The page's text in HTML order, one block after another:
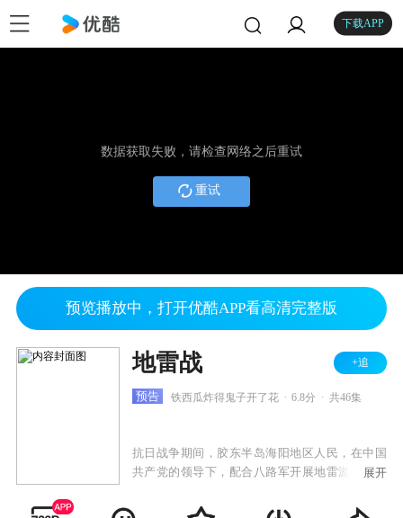
下载APP
数据获取失败，请检查网络之后重试
重试
预览播放中，打开优酷APP看高清完整版
地雷战 +追
预告 铁西瓜炸得鬼子开了花 6.8分 共46集
抗日战争期间，胶东半岛海阳地区人民，在中国
共产党的领导下，配合八路军开展地雷游击战，
出鬼没袭击日伪军。民兵游击队员赵化龙，善于
展开